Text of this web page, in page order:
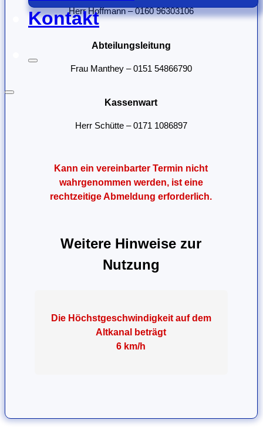
KontaktHerr Hoffmann – 0160 96303106
Abteilungsleitung
Frau Manthey – 0151 54866790
Kassenwart
Herr Schütte – 0171 1086897
Kann ein vereinbarter Termin nicht
wahrgenommen werden, ist eine
rechtzeitige Abmeldung erforderlich.
Weitere Hinweise zur
Nutzung
Die Höchstgeschwindigkeit auf dem
Altkanal beträgt
6 km/h